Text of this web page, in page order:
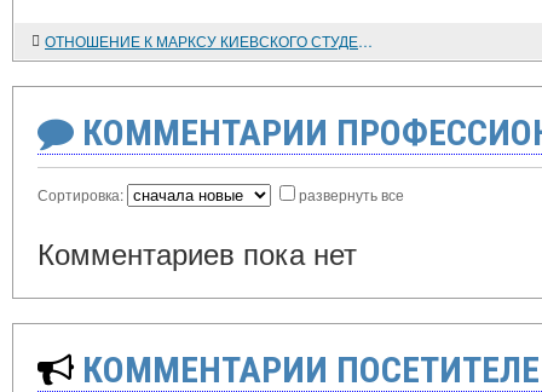
ОТНОШЕНИЕ К МАРКСУ КИЕВСКОГО СТУДЕНЧЕСТВА В 1884 ГОДУ
КОММЕНТАРИИ
Сортировка: развернуть все
Комментариев пока нет
КОММЕНТАРИИ